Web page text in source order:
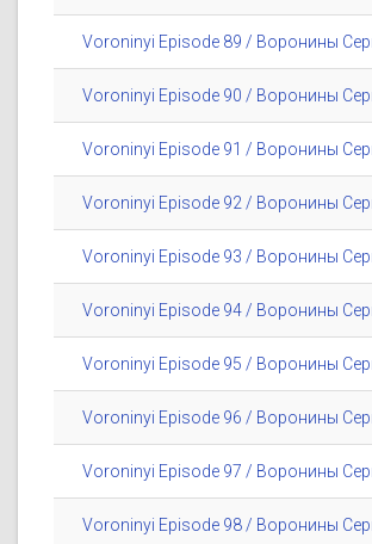
Voroninyi Episode 89 / Воронины
Voroninyi Episode 90 / Воронины
Voroninyi Episode 91 / Воронины
Voroninyi Episode 92 / Воронины
Voroninyi Episode 93 / Воронины
Voroninyi Episode 94 / Воронины
Voroninyi Episode 95 / Воронины
Voroninyi Episode 96 / Воронины
Voroninyi Episode 97 / Воронины
Voroninyi Episode 98 / Воронины